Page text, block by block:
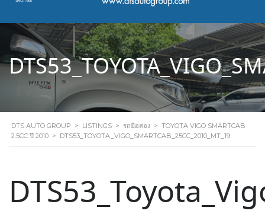
DTS AUTO GROUP > LISTINGS > รถมือสอง > TOYOTA VIGO SMARTCAB
2.5CC ปี 2010 > DTS53_TOYOTA_VIGO_SMARTCAB_25CC_2010_MT_19